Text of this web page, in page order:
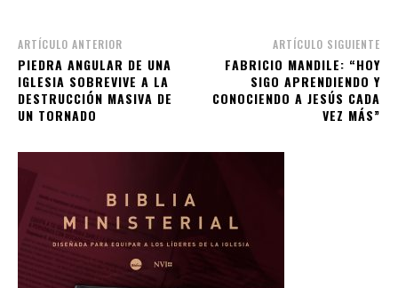
ARTÍCULO ANTERIOR
PIEDRA ANGULAR DE UNA
IGLESIA SOBREVIVE A LA
DESTRUCCIÓN MASIVA DE
UN TORNADO
ARTÍCULO SIGUIENTE
FABRICIO MANDILE: “HOY
SIGO APRENDIENDO Y
CONOCIENDO A JESÚS CADA
VEZ MÁS”